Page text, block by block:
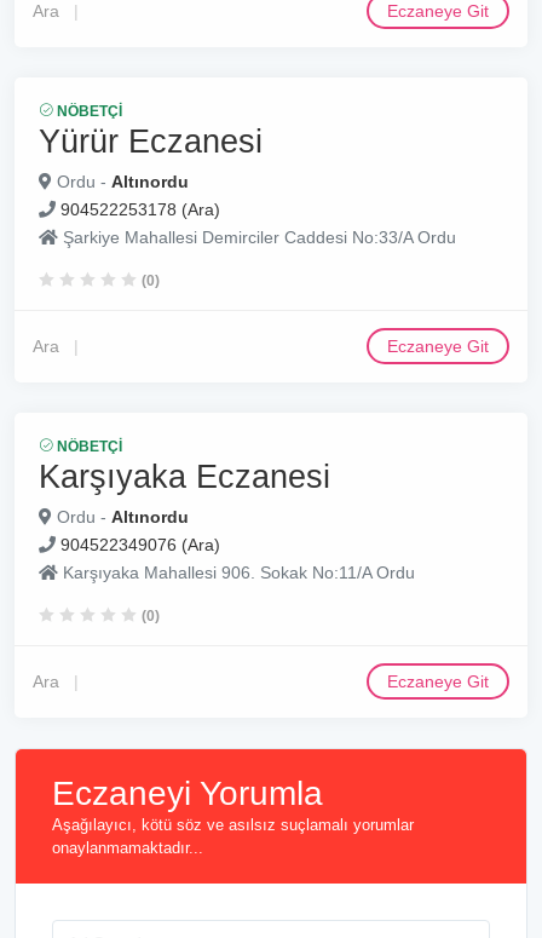
Ara Eczaneye Git
NÖBETÇI
Yürür Eczanesi
Ordu - Altınordu
904522253178 (Ara)
Şarkiye Mahallesi Demirciler Caddesi No:33/A Ordu
(0)
Ara Eczaneye Git
NÖBETÇI
Karşıyaka Eczanesi
Ordu - Altınordu
904522349076 (Ara)
Karşıyaka Mahallesi 906. Sokak No:11/A Ordu
(0)
Ara Eczaneye Git
Eczaneyi Yorumla
Aşağılayıcı, kötü söz ve asılsız suçlamalı yorumlar
onaylanmamaktadır...